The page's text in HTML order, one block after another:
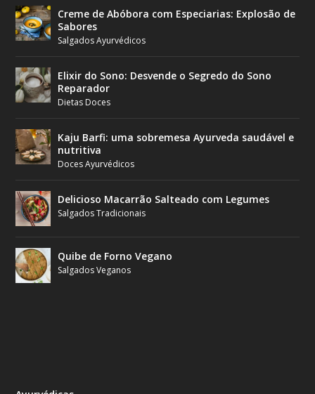
Creme de Abóbora com Especiarias: Explosão de
Sabores
Salgados Ayurvédicos
Elixir do Sono: Desvende o Segredo do Sono
Reparador
Dietas Doces
Kaju Barfi: uma sobremesa Ayurveda saudável e
nutritiva
Doces Ayurvédicos
Delicioso Macarrão Salteado com Legumes
Salgados Tradicionais
Quibe de Forno Vegano
Salgados Veganos